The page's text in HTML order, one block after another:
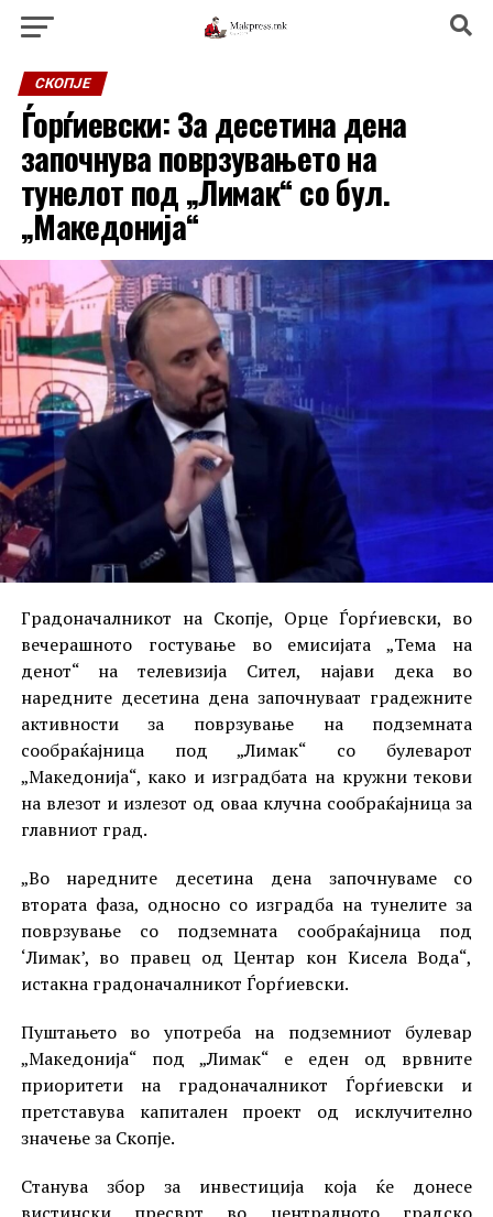
СКОПЈЕ
Ѓорѓиевски: За десетина дена
започнува поврзувањето на
тунелот под „Лимак“ со бул.
„Македонија“
Градоначалникот на Скопје, Орце Ѓорѓиевски, во
вечерашното гостување во емисијата „Тема на
денот“ на телевизија Сител, најави дека во
наредните десетина дена започнуваат градежните
активности за поврзување на подземната
сообраќајница под „Лимак“ со булеварот
„Македонија“, како и изградбата на кружни текови
на влезот и излезот од оваа клучна сообраќајница за
главниот град.
„Во наредните десетина дена започнуваме со
втората фаза, односно со изградба на тунелите за
поврзување со подземната сообраќајница под
‘Лимак’, во правец од Центар кон Кисела Вода“,
истакна градоначалникот Ѓорѓиевски.
Пуштањето во употреба на подземниот булевар
„Македонија“ под „Лимак“ е еден од врвните
приоритети на градоначалникот Ѓорѓиевски и
претставува капитален проект од исклучително
значење за Скопје.
Станува збор за инвестиција која ќе донесе